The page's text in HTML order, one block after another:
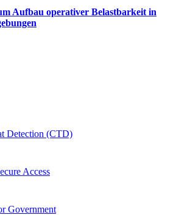
Aufbau operativer Belastbarkeit in
Detection (CTD)
Access
Government